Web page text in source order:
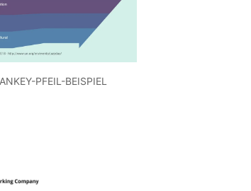
PFEIL-BEISPIEL